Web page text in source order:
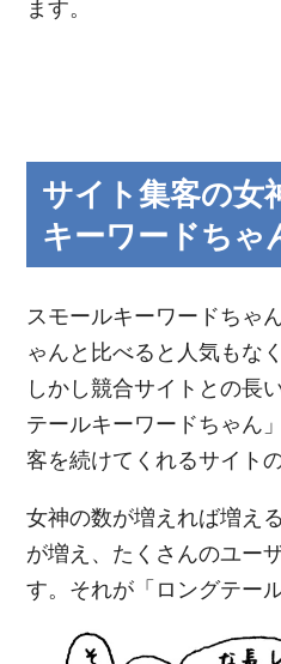
ます。
サイト集客の女
キーワードちゃ
スモールキーワードちゃ
ゃんと比べると人気もな
しかし競合サイトとの長
テールキーワードちゃん
客を続けてくれるサイト
女神の数が増えれば増え
が増え、たくさんのユー
す。それが「ロングテー